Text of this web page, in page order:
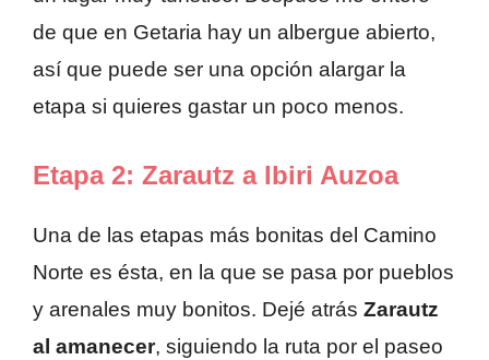
de que en Getaria hay un albergue abierto,
así que puede ser una opción alargar la
etapa si quieres gastar un poco menos.
Etapa 2: Zarautz a Ibiri Auzoa
Una de las etapas más bonitas del Camino
Norte es ésta, en la que se pasa por pueblos
y arenales muy bonitos. Dejé atrás Zarautz
al amanecer, siguiendo la ruta por el paseo